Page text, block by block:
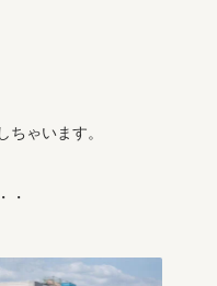
ちゃいます。
・